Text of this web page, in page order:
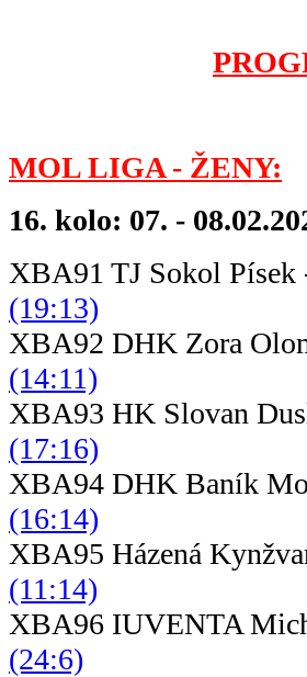
MOL LIGA - ŽENY:
16. kolo: 07. -
XBA91 TJ
(19:13)
XBA92 DHK Zora
(14:11)
XBA93 HK Slovan
(17:16)
XBA94 DHK Baník
(16:14)
XBA95 Házená
(11:14)
XBA96 IUVENTA
(24:6)